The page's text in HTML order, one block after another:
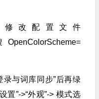
改配置文件
OpenColorScheme=
录与词库同步”后再绿
置”->“外观”-> 模式选